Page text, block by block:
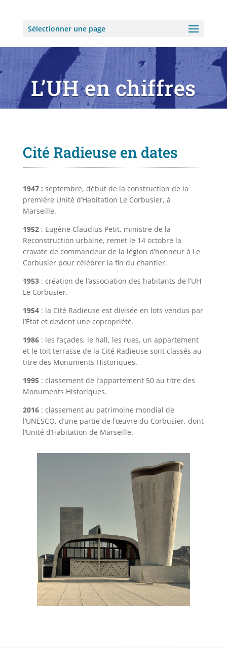
Sélectionner une page
L’UH en chiffres
Cité Radieuse en dates
1947 : septembre, début de la construction de la
première Unité d’Habitation Le Corbusier, à
Marseille.
1952 : Eugène Claudius Petit, ministre de la
Reconstruction urbaine, remet le 14 octobre la
cravate de commandeur de la légion d’honneur à Le
Corbusier pour célébrer la fin du chantier.
1953 : création de l’association des habitants de l’UH
Le Corbusier.
1954 : la Cité Radieuse est divisée en lots vendus par
l’État et devient une copropriété.
1986 : les façades, le hall, les rues, un appartement
et le toit terrasse de la Cité Radieuse sont classés au
titre des Monuments Historiques.
1995 : classement de l’appartement 50 au titre des
Monuments Historiques.
2016 : classement au patrimoine mondial de
l’UNESCO, d’une partie de l’œuvre du Corbusier, dont
l’Unité d’Habitation de Marseille.